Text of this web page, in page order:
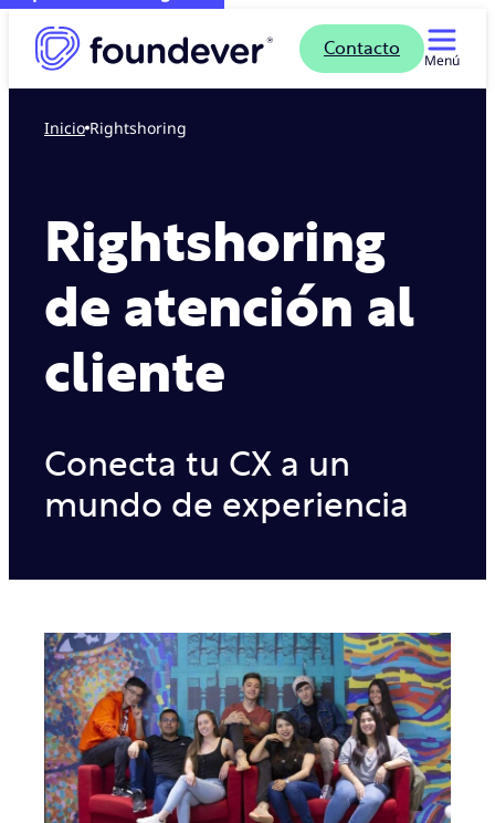
Contacto
Menú
Inicio Rightshoring
Rightshoring
de atención al
cliente
Conecta tu CX a un
mundo de experiencia